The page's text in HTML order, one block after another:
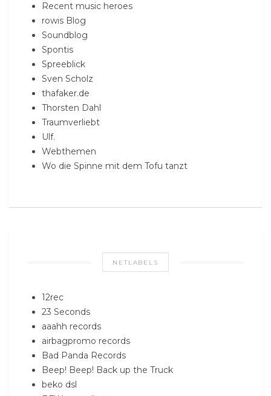
Recent music heroes
rowis Blog
Soundblog
Spontis
Spreeblick
Sven Scholz
thafaker.de
Thorsten Dahl
Traumverliebt
Ulf.
Webthemen
Wo die Spinne mit dem Tofu tanzt
NETLABELS
12rec
23 Seconds
aaahh records
airbagpromo records
Bad Panda Records
Beep! Beep! Back up the Truck
beko dsl